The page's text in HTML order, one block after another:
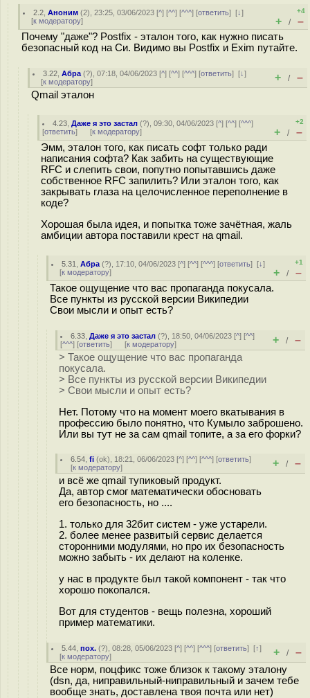
2.2 ,Аноним (2), 23:25, 03/06/2023 [^] [^^] [^^^] [ответить][↓]
[к модератору]
+4
+ / –
Почему "даже"? Postfix - эталон того, как нужно писать
безопасный код на Си. Видимо вы Postfix и Exim путайте.
3.22 ,Абра (?), 07:18, 04/06/2023 [^] [^^] [^^^] [ответить][↓]
[к модератору] + / –
Qmail эталон
4.23 ,Даже я это застал (?), 09:30, 04/06/2023 [^] [^^] [^^^]
[ответить] [к модератору]
+2
+ / –
Эмм, эталон того, как писать софт только ради
написания софта? Как забить на существующие
RFC и слепить свои, попутно попытавшись даже
собственное RFC запилить? Или эталон того, как
закрывать глаза на целочисленное переполнение в
коде?
Хорошая была идея, и попытка тоже зачётная, жаль
амбиции автора поставили крест на qmail.
5.31 ,Абра (?), 17:10, 04/06/2023 [^] [^^] [^^^] [ответить][↓]
[к модератору]
+1
+ / –
Такое ощущение что вас пропаганда покусала.
Все пункты из русской версии Википедии
Свои мысли и опыт есть?
6.33 ,Даже я это застал (?), 18:50, 04/06/2023 [^] [^^]
[^^^] [ответить] [к модератору] + / –
> Такое ощущение что вас пропаганда
покусала.
> Все пункты из русской версии Википедии
> Свои мысли и опыт есть?
Нет. Потому что на момент моего вкатывания в
профессию было понятно, что Кумыло заброшено.
Или вы тут не за сам qmail топите, а за его форки?
6.54 ,fi (ok), 18:21, 06/06/2023 [^] [^^] [^^^] [ответить]
[к модератору] + / –
и всё же qmail тупиковый продукт.
Да, автор смог математически обосновать
его безопасность, но ....
1. только для 32бит систем - уже устарели.
2. более менее развитый сервис делается
сторонними модулями, но про их безопасность
можно забыть - их делают на коленке.
у нас в продукте был такой компонент - так что
хорошо покопался.
Вот для студентов - вещь полезна, хороший
пример математики.
5.44 ,пох. (?), 08:28, 05/06/2023 [^] [^^] [^^^] [ответить][↑]
[к модератору] + / –
Все норм, поцфикс тоже близок к такому эталону
(dsn, да, ниправильный-ниправильный и зачем тебе
вообще знать, доставлена твоя почта или нет)